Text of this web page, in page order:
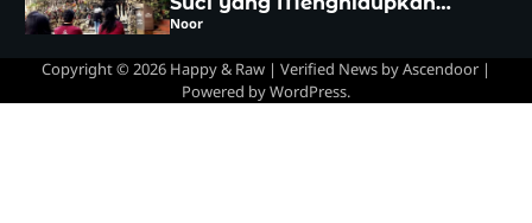
Napas Baru, Perpaduan
Efisiensi dan Kenyamanan
yang Sulit Diabaikan
Hari Kebaya Nasional 2026,
Copyright © 2026 Happy & Raw | Verified News byAscendoor |
Powered byWordPress.